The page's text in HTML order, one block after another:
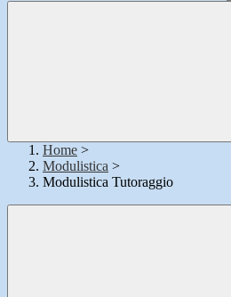
Home >
Modulistica >
Modulistica Tutoraggio